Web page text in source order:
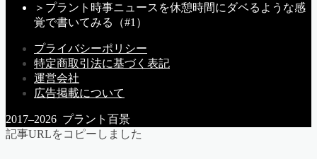
＞ プラント時事ニュースを休憩時間にダベるような感
覚で書いてみる（#1）
プライバシーポリシー
特定商取引法に基づく表記
運営会社
広告掲載について
2017–2026 プラント百景
記事URLをコピーしました